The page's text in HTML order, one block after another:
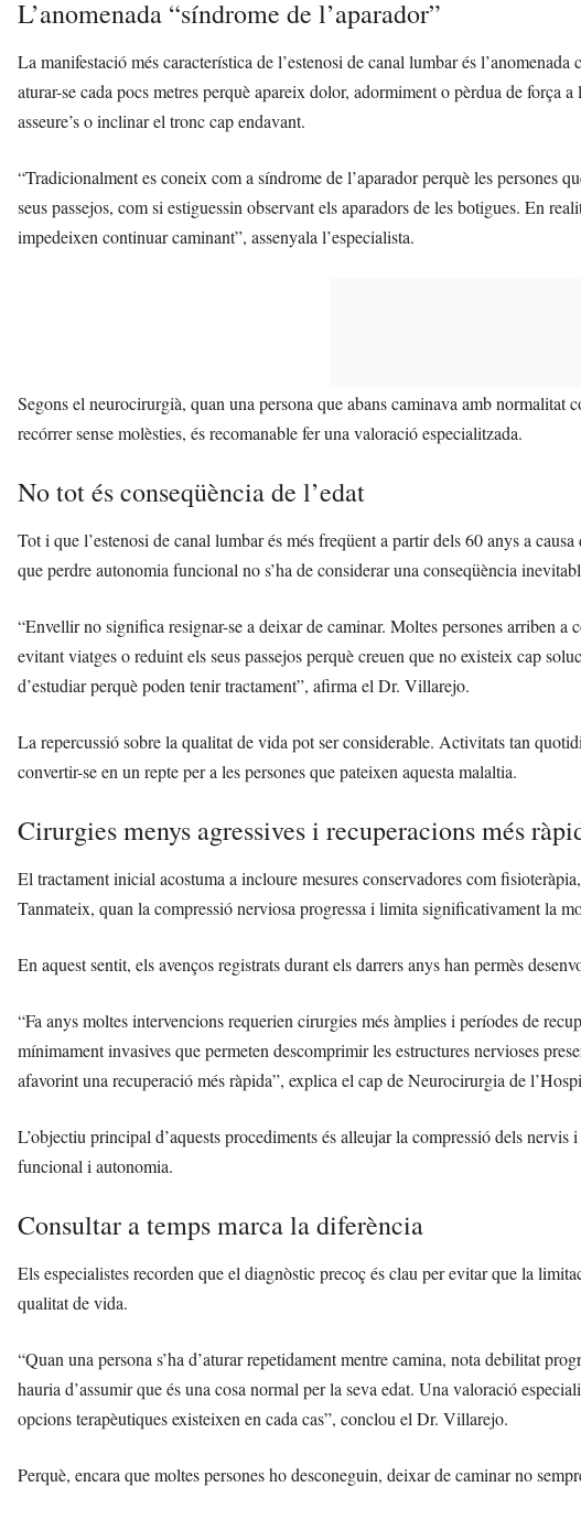
L’anomenada “síndrome de l’aparador”
La manifestació més característica de l’estenosi de canal lumbar és
aturar-se cada pocs metres perquè apareix dolor, adormiment o pèrdua de força
asseure’s o inclinar el tronc cap endavant.
“Tradicionalment es coneix com a síndrome de l’aparador perquè les persones
seus passejos, com si estiguessin observant els aparadors de les botigues. En
impedeixen continuar caminant”, assenyala l’especialista.
Segons el neurocirurgià, quan una persona que abans caminava amb normalitat
recórrer sense molèsties, és recomanable fer una valoració especialitzada.
No tot és conseqüència de l’edat
Tot i que l’estenosi de canal lumbar és més freqüent a partir dels 60 anys a
que perdre autonomia funcional no s’ha de considerar una conseqüència
“Envellir no significa resignar-se a deixar de caminar. Moltes persones arriben a
evitant viatges o reduint els seus passejos perquè creuen que no existeix cap
d’estudiar perquè poden tenir tractament”, afirma el Dr. Villarejo.
La repercussió sobre la qualitat de vida pot ser considerable. Activitats tan
convertir-se en un repte per a les persones que pateixen aquesta malaltia.
Cirurgies menys agressives i recuperacions més
El tractament inicial acostuma a incloure mesures conservadores com
Tanmateix, quan la compressió nerviosa progressa i limita significativament la
En aquest sentit, els avenços registrats durant els darrers anys han permès
“Fa anys moltes intervencions requerien cirurgies més àmplies i períodes de
mínimament invasives que permeten descomprimir les estructures nervioses
afavorint una recuperació més ràpida”, explica el cap de Neurocirurgia de
L’objectiu principal d’aquests procediments és alleujar la compressió dels
funcional i autonomia.
Consultar a temps marca la diferència
Els especialistes recorden que el diagnòstic precoç és clau per evitar que la
qualitat de vida.
“Quan una persona s’ha d’aturar repetidament mentre camina, nota debilitat
hauria d’assumir que és una cosa normal per la seva edat. Una valoració
opcions terapèutiques existeixen en cada cas”, conclou el Dr. Villarejo.
Perquè, encara que moltes persones ho desconeguin, deixar de caminar no